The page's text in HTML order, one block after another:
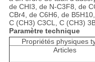
de CHI3, de N-C3F8, de
CBr4, de C6H6, de
C (CH3) C3CL, C (CH3)
Paramètre technique
Propriétés physiques
Articles